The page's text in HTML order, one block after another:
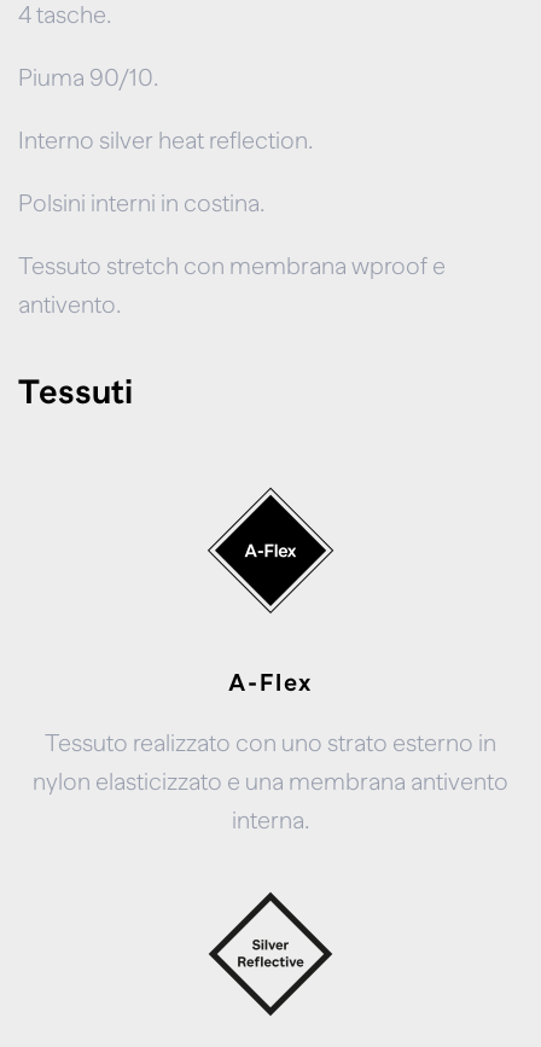
4 tasche.
Piuma 90/10.
Interno silver heat reflection.
Polsini interni in costina.
Tessuto stretch con membrana wproof e
antivento.
Tessuti
A-Flex
Tessuto realizzato con uno strato esterno in
nylon elasticizzato e una membrana antivento
interna.